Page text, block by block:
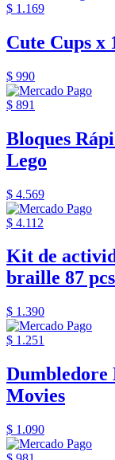
$ 1.169
Cute Cups x
$ 990
$ 891
Bloques
Lego
$ 4.569
$ 4.112
Kit de
braille 87
$ 1.390
$ 1.251
Movies
$ 1.090